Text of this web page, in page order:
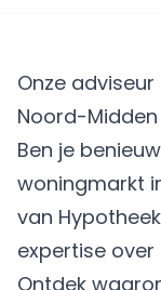
Onze
Noord-Midden
Ben je
woningmarkt
van
expertise over
Ontdek